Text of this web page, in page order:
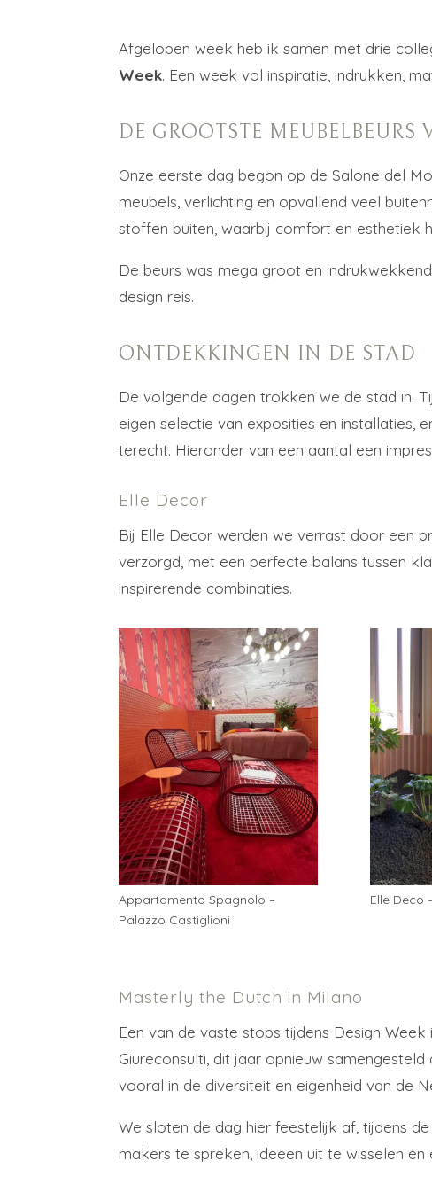
Afgelopen week heb ik samen met drie
Week. Een week vol inspiratie, indrukken,
DE GROOTSTE MEUBELBEURS
Onze eerste dag begon op de Salone del
meubels, verlichting en opvallend veel
stoffen buiten, waarbij comfort en esthetiek
De beurs was mega groot en
design reis.
ONTDEKKINGEN IN DE STAD
De volgende dagen trokken we de stad in.
eigen selectie van exposities en installaties,
terecht. Hieronder van een aantal een
Elle Decor
Bij Elle Decor werden we verrast door een
verzorgd, met een perfecte balans tussen
inspirerende combinaties.
Appartamento Spagnolo –
Palazzo Castiglioni
Elle Deco
Masterly the Dutch in Milano
Een van de vaste stops tijdens Design
Giureconsulti, dit jaar opnieuw
vooral in de diversiteit en eigenheid van de
We sloten de dag hier feestelijk af, tijdens
makers te spreken, ideeën uit te wisselen